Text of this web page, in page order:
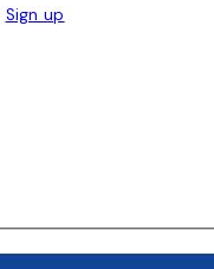
Sign up